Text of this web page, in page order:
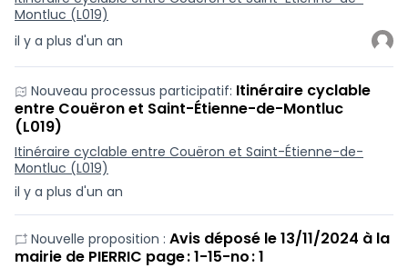
il y a plus d'un an
Montluc (L019)
il y a plus d'un an
Nouveau processus participatif: Itinéraire cyclable
entre Couëron et Saint-Étienne-de-Montluc
(L019)
Itinéraire cyclable entre Couëron et Saint-Étienne-de-
Montluc (L019)
Nouvelle proposition : Avis déposé le 13/11/2024 à la
mairie de PIERRIC page : 1-15-no : 1